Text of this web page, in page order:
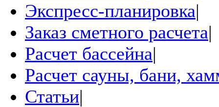
Экспресс-планировка|
Заказ сметного расчета|
Расчет бассейна|
Расчет сауны, бани,
Статьи|